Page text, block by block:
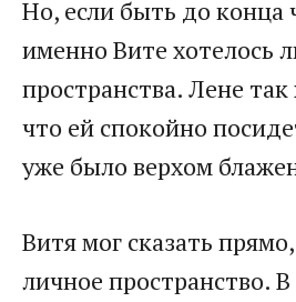
Но, если быть до конца
именно Вите хотелось
пространства. Лене
что ей спокойно
уже было верхом
Витя мог сказать
личное пространство.